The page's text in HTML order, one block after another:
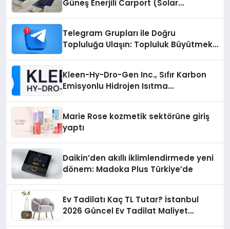
Güneş Enerjili Carport (Solar
Telegram Grupları ile Doğru
Topluluğa Ulaşın: Topluluk Büyütmek
Kleen-Hy-Dro-Gen Inc., Sıfır Karbon
Emisyonlu Hidrojen Isıtma
Marie Rose kozmetik sektörüne giriş
yaptı
Daikin’den akıllı iklimlendirmede yeni
dönem: Madoka Plus Türkiye’de
Ev Tadilatı Kaç TL Tutar? İstanbul
2026 Güncel Ev Tadilat Maliyet